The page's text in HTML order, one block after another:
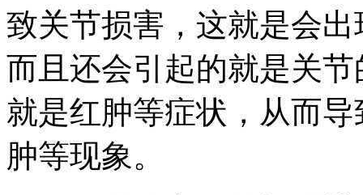
致关节损害，这就是会
而且还会引起的就是关
就是红肿等症状，从而
肿等现象。